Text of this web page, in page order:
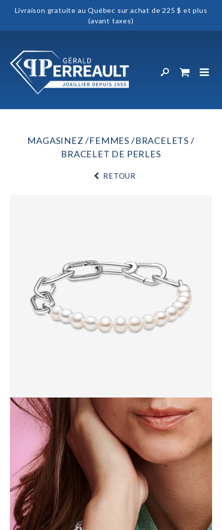
Livraison gratuite au Québec sur achat de 225 $ et plus
(avant taxes)
MAGASINEZ FEMMES
BRACELETS
BRACELET DE PERLES
RETOUR